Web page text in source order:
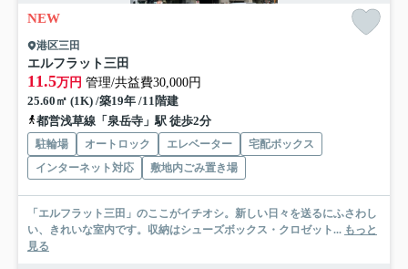
NEW
港区三田
エルフラット三田
11.5万円 管理/共益費30,000円
25.60㎡ (1K) /築19年 /11階建
都営浅草線「泉岳寺」駅 徒歩2分
駐輪場 オートロック エレベーター
宅配ボックス
インターネット対応
敷地内ごみ置き場
「エルフラット三田」のここがイチオシ。新しい日々を送るにふさわし
い、きれいな室内です。収納はシューズボックス・クロゼット... もっと
見る